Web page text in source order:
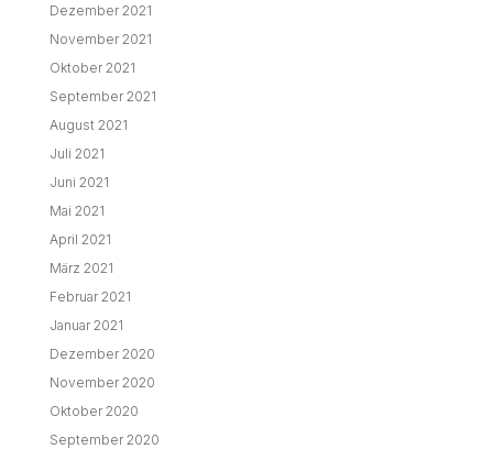
Dezember 2021
November 2021
Oktober 2021
September 2021
August 2021
Juli 2021
Juni 2021
Mai 2021
April 2021
März 2021
Februar 2021
Januar 2021
Dezember 2020
November 2020
Oktober 2020
September 2020